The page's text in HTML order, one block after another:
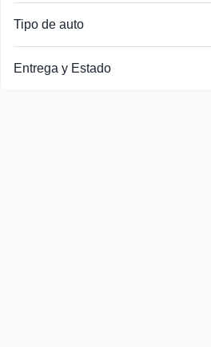
Tipo de auto
Entrega y Estado